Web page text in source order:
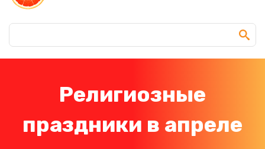
Религиозные
праздники в апреле